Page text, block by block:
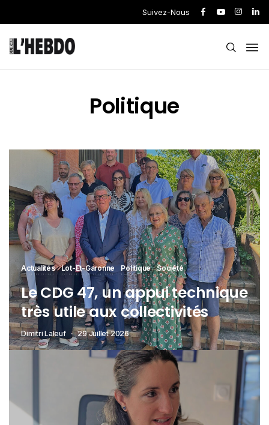
Suivez-Nous
Politique
Actualités Lot-Et-Garonne Politique Société
Le CDG 47, un appui technique
très utile aux collectivités
Dimitri Laleuf 29 Juillet 2026